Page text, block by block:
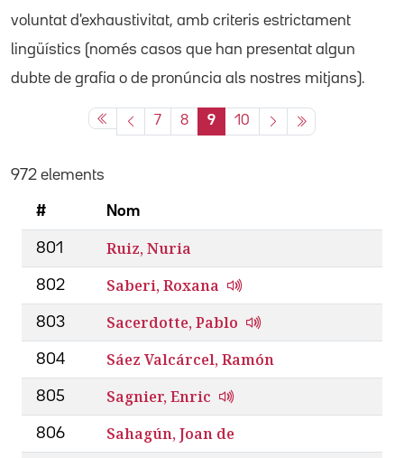
voluntat d'exhaustivitat, amb criteris estrictament
lingüístics (només casos que han presentat algun
dubte de grafia o de pronúncia als nostres mitjans).
7 8 9 10
972 elements
# Nom
801 Ruiz, Nuria
802 Saberi, Roxana
803 Sacerdotte, Pablo
804 Sáez Valcárcel, Ramón
805 Sagnier, Enric
806 Sahagún, Joan de